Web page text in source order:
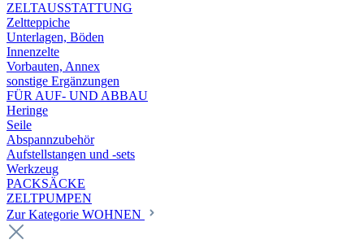
ZELTAUSSTATTUNG
Zeltteppiche
Unterlagen, Böden
Innenzelte
Vorbauten, Annex
sonstige Ergänzungen
FÜR AUF- UND ABBAU
Heringe
Seile
Abspannzubehör
Aufstellstangen und -sets
Werkzeug
PACKSÄCKE
ZELTPUMPEN
Zur Kategorie WOHNEN